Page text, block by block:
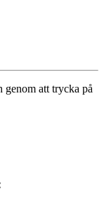
genom att trycka på